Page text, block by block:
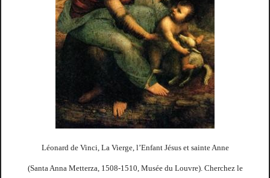
Léonard de Vinci, La Vierge, l’Enfant Jésus et sainte Anne
(Santa Anna Metterza, 1508-1510, Musée du Louvre). Cherchez le